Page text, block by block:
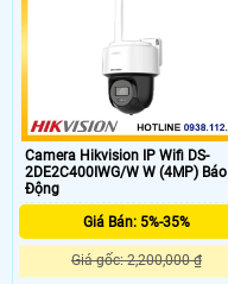
Camera Hikvision IP Wifi DS-
2DE2C400IWG/W W (4MP) Báo
Động
Giá Bán: 5%-35%
Giá gốc: 2,200,000 ₫